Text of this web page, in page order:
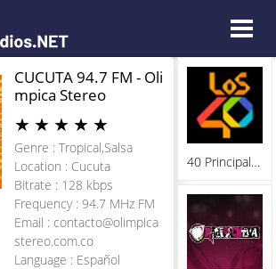
CUCUTA 94.7 FM - Oli
mpica Stereo
★ ★ ★ ★ ★
Genre : Tropical,Salsa
Location : Cucuta
Bitrate : 128 kbps
Frequency : 94.7 MHz FM
Email : contacto@olimpica
stereo.com.co
Language : Español
40 Principales - Bogota